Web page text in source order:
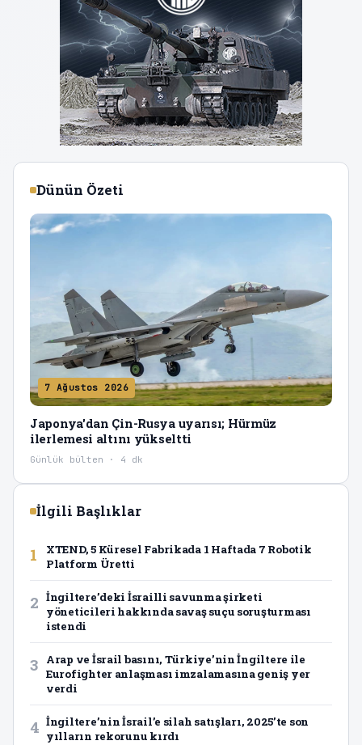
Dünün Özeti
7 Ağustos 2026
Japonya'dan Çin-Rusya uyarısı; Hürmüz
ilerlemesi altını yükseltti
Günlük bülten · 4 dk
İlgili Başlıklar
1
XTEND, 5 Küresel Fabrikada 1 Haftada 7 Robotik
Platform Üretti
2 İngiltere’deki İsrailli savunma şirketi
yöneticileri hakkında savaş suçu soruşturması
istendi
3
Arap ve İsrail basını, Türkiye’nin İngiltere ile
Eurofighter anlaşması imzalamasına geniş yer
verdi
4 İngiltere’nin İsrail’e silah satışları, 2025’te son
yılların rekorunu kırdı